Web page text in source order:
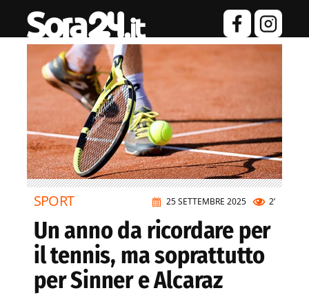
25 SETTEMBRE 2025 2’
SPORT
Un anno da ricordare per
il tennis, ma soprattutto
per Sinner e Alcaraz